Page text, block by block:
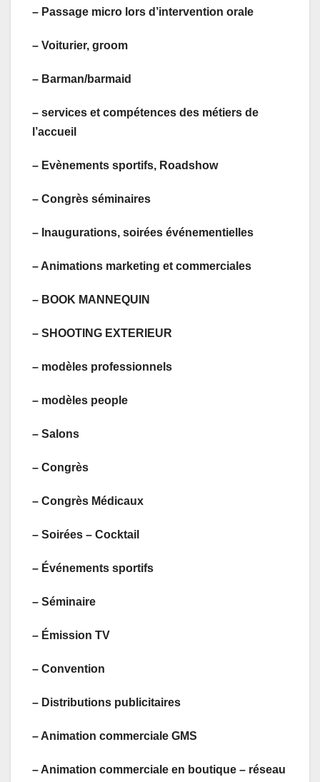
– Passage micro lors d’intervention orale
– Voiturier, groom
– Barman/barmaid
– services et compétences des métiers de
l’accueil
– Evènements sportifs, Roadshow
– Congrès séminaires
– Inaugurations, soirées événementielles
– Animations marketing et commerciales
– BOOK MANNEQUIN
– SHOOTING EXTERIEUR
– modèles professionnels
– modèles people
– Salons
– Congrès
– Congrès Médicaux
– Soirées – Cocktail
– Événements sportifs
– Séminaire
– Émission TV
– Convention
– Distributions publicitaires
– Animation commerciale GMS
– Animation commerciale en boutique – réseau